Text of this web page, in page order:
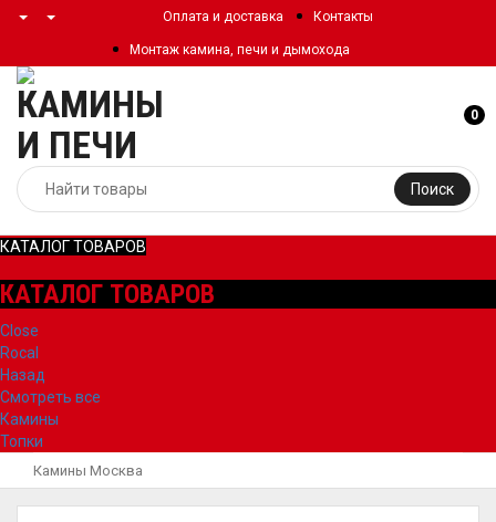
Оплата и доставка Контакты
Монтаж камина, печи и дымохода
Поиск
0
КАТАЛОГ ТОВАРОВ
КАТАЛОГ ТОВАРОВ
Close
Rocal
Назад
Смотреть все
Камины
Топки
Камины Москва